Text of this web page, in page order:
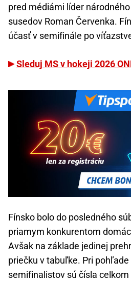
pred médiámi líder
susedov Roman Červenka.
účasť v semifinále po
Sleduj MS v hokeji 2026
Fínsko bolo do posledného
priamym konkurentom
Avšak na základe jedinej
priečku v tabuľke. Pri
semifinalistov sú čísla